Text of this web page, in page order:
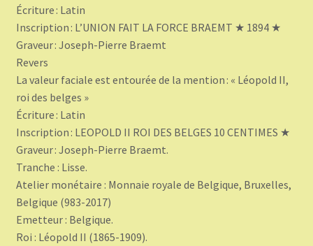
Écriture : Latin
Inscription : L’UNION FAIT LA FORCE BRAEMT ★ 1894 ★
Graveur : Joseph-Pierre Braemt
Revers
La valeur faciale est entourée de la mention : « Léopold II,
roi des belges »
Écriture : Latin
Inscription : LEOPOLD II ROI DES BELGES 10 CENTIMES ★
Graveur : Joseph-Pierre Braemt.
Tranche : Lisse.
Atelier monétaire : Monnaie royale de Belgique, Bruxelles,
Belgique (983-2017)
Emetteur : Belgique.
Roi : Léopold II (1865-1909).